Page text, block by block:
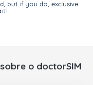
but if you do, exclusive
o doctorSIM